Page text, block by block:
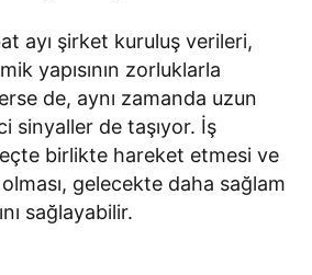
ayı şirket kuruluş verileri,
yapısının zorluklarla
de, aynı zamanda uzun
sinyaller de taşıyor. İş
birlikte hareket etmesi ve
gelecekte daha sağlam
sağlayabilir.